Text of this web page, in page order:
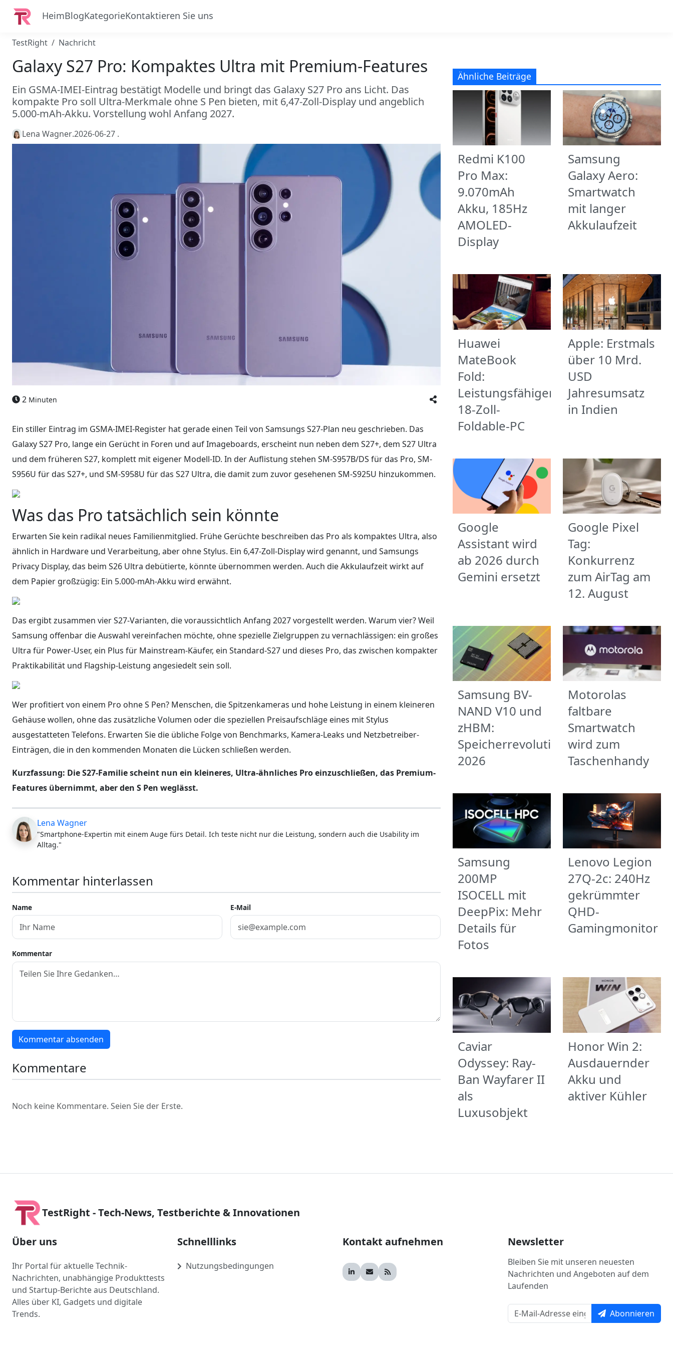
HeimBlogKategorieKontaktieren Sie uns
TestRight Nachricht
Galaxy S27 Pro: Kompaktes Ultra mit Premium-Features
Ein GSMA-IMEI-Eintrag bestätigt Modelle und bringt das Galaxy S27 Pro ans Licht. Das
kompakte Pro soll Ultra-Merkmale ohne S Pen bieten, mit 6,47-Zoll-Display und angeblich
5.000-mAh-Akku. Vorstellung wohl Anfang 2027.
Lena Wagner.2026-06-27 .
2 Minuten
Ein stiller Eintrag im GSMA-IMEI-Register hat gerade einen Teil von Samsungs S27-Plan neu geschrieben. Das
Galaxy S27 Pro, lange ein Gerücht in Foren und auf Imageboards, erscheint nun neben dem S27+, dem S27 Ultra
und dem früheren S27, komplett mit eigener Modell-ID. In der Auflistung stehen SM-S957B/DS für das Pro, SM-
S956U für das S27+, und SM-S958U für das S27 Ultra, die damit zum zuvor gesehenen SM-S925U hinzukommen.
Was das Pro tatsächlich sein könnte
Erwarten Sie kein radikal neues Familienmitglied. Frühe Gerüchte beschreiben das Pro als kompaktes Ultra, also
ähnlich in Hardware und Verarbeitung, aber ohne Stylus. Ein 6,47-Zoll-Display wird genannt, und Samsungs
Privacy Display, das beim S26 Ultra debütierte, könnte übernommen werden. Auch die Akkulaufzeit wirkt auf
dem Papier großzügig: Ein 5.000-mAh-Akku wird erwähnt.
Das ergibt zusammen vier S27-Varianten, die voraussichtlich Anfang 2027 vorgestellt werden. Warum vier? Weil
Samsung offenbar die Auswahl vereinfachen möchte, ohne spezielle Zielgruppen zu vernachlässigen: ein großes
Ultra für Power-User, ein Plus für Mainstream-Käufer, ein Standard-S27 und dieses Pro, das zwischen kompakter
Praktikabilität und Flagship-Leistung angesiedelt sein soll.
Wer profitiert von einem Pro ohne S Pen? Menschen, die Spitzenkameras und hohe Leistung in einem kleineren
Gehäuse wollen, ohne das zusätzliche Volumen oder die speziellen Preisaufschläge eines mit Stylus
ausgestatteten Telefons. Erwarten Sie die übliche Folge von Benchmarks, Kamera-Leaks und Netzbetreiber-
Einträgen, die in den kommenden Monaten die Lücken schließen werden.
Kurzfassung: Die S27-Familie scheint nun ein kleineres, Ultra-ähnliches Pro einzuschließen, das Premium-
Features übernimmt, aber den S Pen weglässt.
Lena Wagner
"Smartphone-Expertin mit einem Auge fürs Detail. Ich teste nicht nur die Leistung, sondern auch die Usability im
Alltag."
Kommentar hinterlassen
Name E-Mail
Kommentar
Kommentar absenden
Kommentare
Noch keine Kommentare. Seien Sie der Erste.
Ähnliche Beiträge
Redmi K100
Pro Max:
9.070mAh
Akku, 185Hz
AMOLED-
Display
Samsung
Galaxy Aero:
Smartwatch
mit langer
Akkulaufzeit
Huawei
MateBook
Fold:
Leistungsfähiger
18-Zoll-
Foldable-PC
Apple: Erstmals
über 10 Mrd.
USD
Jahresumsatz
in Indien
Google
Assistant wird
ab 2026 durch
Gemini ersetzt
Google Pixel
Tag:
Konkurrenz
zum AirTag am
12. August
Samsung BV-
NAND V10 und
zHBM:
Speicherrevolution
2026
Motorolas
faltbare
Smartwatch
wird zum
Taschenhandy
Samsung
200MP
ISOCELL mit
DeepPix: Mehr
Details für
Fotos
Lenovo Legion
27Q-2c: 240Hz
gekrümmter
QHD-
Gamingmonitor
Caviar
Odyssey: Ray-
Ban Wayfarer II
als
Luxusobjekt
Honor Win 2:
Ausdauernder
Akku und
aktiver Kühler
TestRight - Tech-News, Testberichte & Innovationen
Über uns
Ihr Portal für aktuelle Technik-
Nachrichten, unabhängige Produkttests
und Startup-Berichte aus Deutschland.
Alles über KI, Gadgets und digitale
Trends.
Schnelllinks
Nutzungsbedingungen
Kontakt aufnehmen Newsletter
Bleiben Sie mit unseren neuesten
Nachrichten und Angeboten auf dem
Laufenden
Abonnieren